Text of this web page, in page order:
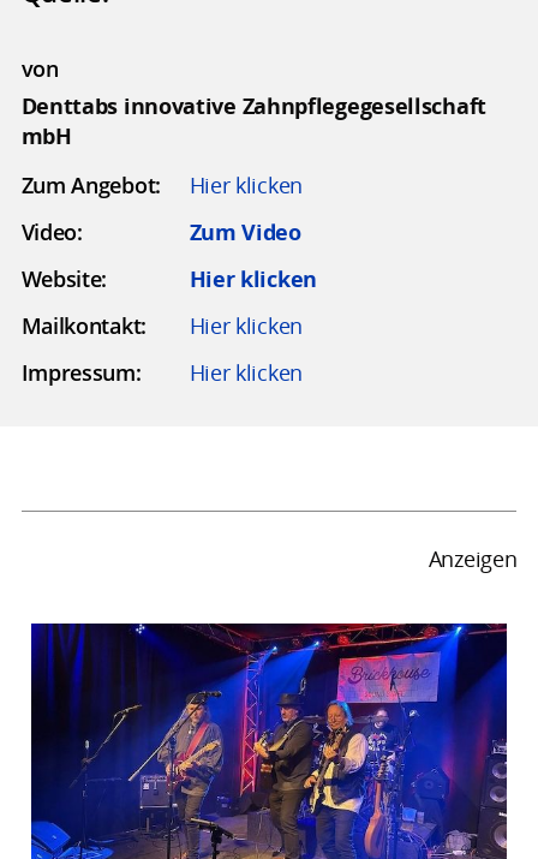
von
Denttabs innovative Zahnpflegegesellschaft
mbH
Zum Angebot:
Hier klicken
Video:
Zum Video
Website:
Hier klicken
Mailkontakt:
Hier klicken
Impressum:
Hier klicken
Anzeigen